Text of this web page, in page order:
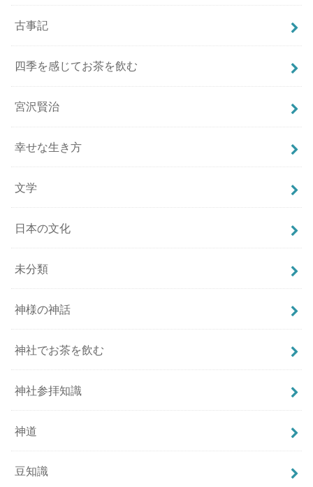
古事記
四季を感じてお茶を飲む
宮沢賢治
幸せな生き方
文学
日本の文化
未分類
神様の神話
神社でお茶を飲む
神社参拝知識
神道
豆知識